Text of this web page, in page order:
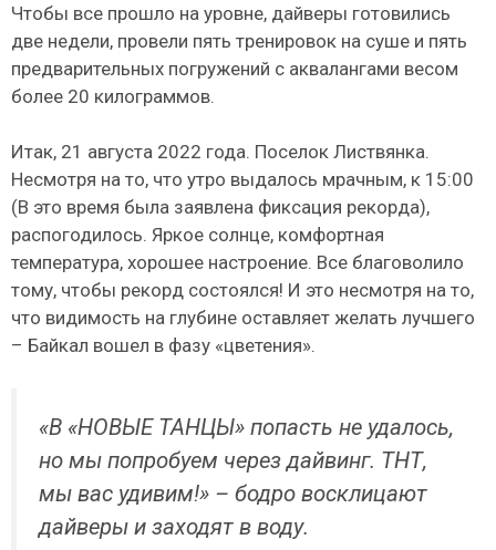
Чтобы все прошло на уровне, дайверы готовились
две недели, провели пять тренировок на суше и пять
предварительных погружений с аквалангами весом
более 20 килограммов.
Итак, 21 августа 2022 года. Поселок Листвянка.
Несмотря на то, что утро выдалось мрачным, к 15:00
(В это время была заявлена фиксация рекорда),
распогодилось. Яркое солнце, комфортная
температура, хорошее настроение. Все благоволило
тому, чтобы рекорд состоялся! И это несмотря на то,
что видимость на глубине оставляет желать лучшего
– Байкал вошел в фазу «цветения».
«В «НОВЫЕ ТАНЦЫ» попасть не удалось,
но мы попробуем через дайвинг. ТНТ,
мы вас удивим!» – бодро восклицают
дайверы и заходят в воду.